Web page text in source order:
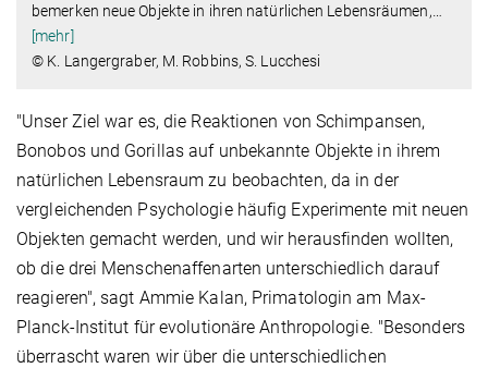
bemerken neue Objekte in ihren natürlichen Lebensräumen,
[mehr]
© K. Langergraber, M. Robbins, S. Lucchesi
"Unser Ziel war es, die Reaktionen von Schimpansen,
Bonobos und Gorillas auf unbekannte Objekte in ihrem
natürlichen Lebensraum zu beobachten, da in der
vergleichenden Psychologie häufig Experimente mit neuen
Objekten gemacht werden, und wir herausfinden wollten,
ob die drei Menschenaffenarten unterschiedlich darauf
reagieren", sagt Ammie Kalan, Primatologin am Max-
Planck-Institut für evolutionäre Anthropologie. "Besonders
überrascht waren wir über die unterschiedlichen